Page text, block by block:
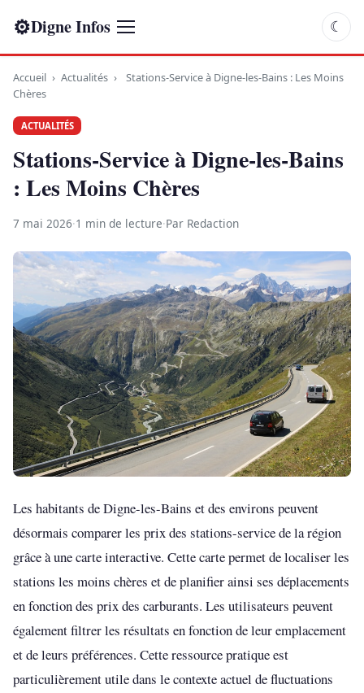
⚙Digne Infos ☾
Accueil › Actualités ›
Stations-Service à Digne-les-Bains : Les Moins
Chères
ACTUALITÉS
Stations-Service à Digne-les-Bains
: Les Moins Chères
7 mai 2026·1 min de lecture·Par Redaction
Les habitants de Digne-les-Bains et des environs peuvent
désormais comparer les prix des stations-service de la région
grâce à une carte interactive. Cette carte permet de localiser les
stations les moins chères et de planifier ainsi ses déplacements
en fonction des prix des carburants. Les utilisateurs peuvent
également filtrer les résultats en fonction de leur emplacement
et de leurs préférences. Cette ressource pratique est
particulièrement utile dans le contexte actuel de fluctuations